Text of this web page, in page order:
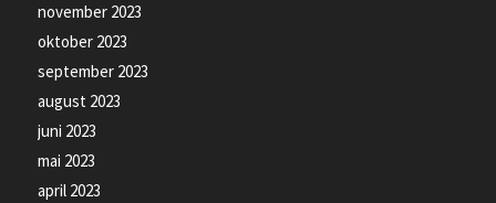
november 2023
oktober 2023
september 2023
august 2023
juni 2023
mai 2023
april 2023